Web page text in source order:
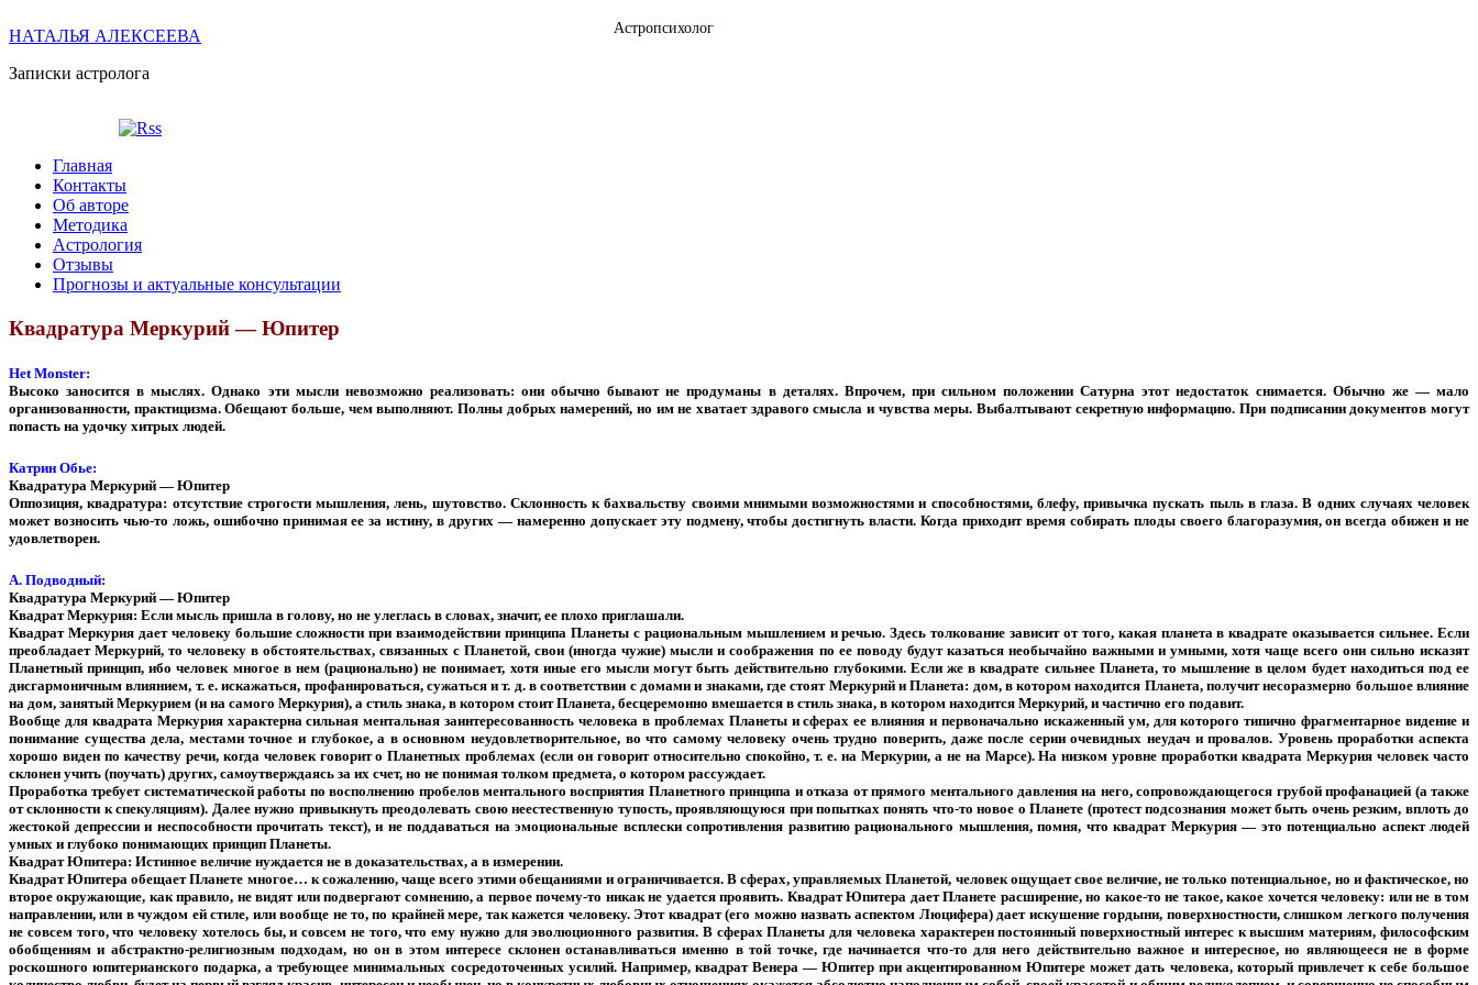
НАТАЛЬЯ АЛЕКСЕЕВА Астропсихолог
Записки астролога
Главная
Контакты
Об авторе
Методика
Астрология
Отзывы
Прогнозы и актуальные консультации
Квадратура Меркурий — Юпитер
Het Monster:
Высоко заносится в мыслях. Однако эти мысли невозможно реализовать: они обычно бывают не продуманы в деталях. Впрочем, при сильном положении Сатурна этот недостаток снимается. Обычно же — мало
организованности, практицизма. Обещают больше, чем выполняют. Полны добрых намерений, но им не хватает здравого смысла и чувства меры. Выбалтывают секретную информацию. При подписании документов могут
попасть на удочку хитрых людей.
Катрин Обье:
Квадратура Меркурий — Юпитер
Оппозиция, квадратура: отсутствие строгости мышления, лень, шутовство. Склонность к бахвальству своими мнимыми возможностями и способностями, блефу, привычка пускать пыль в глаза. В одних случаях человек
может возносить чью-то ложь, ошибочно принимая ее за истину, в других — намеренно допускает эту подмену, чтобы достигнуть власти. Когда приходит время собирать плоды своего благоразумия, он всегда обижен и не
удовлетворен.
А. Подводный:
Квадратура Меркурий — Юпитер
Квадрат Меркурия: Если мысль пришла в голову, но не улеглась в словах, значит, ее плохо приглашали.
Квадрат Меркурия дает человеку большие сложности при взаимодействии принципа Планеты с рациональным мышлением и речью. Здесь толкование зависит от того, какая планета в квадрате оказывается сильнее. Если
преобладает Меркурий, то человеку в обстоятельствах, связанных с Планетой, свои (иногда чужие) мысли и соображения по ее поводу будут казаться необычайно важными и умными, хотя чаще всего они сильно исказят
Планетный принцип, ибо человек многое в нем (рационально) не понимает, хотя иные его мысли могут быть действительно глубокими. Если же в квадрате сильнее Планета, то мышление в целом будет находиться под ее
дисгармоничным влиянием, т. е. искажаться, профанироваться, сужаться и т. д. в соответствии с домами и знаками, где стоят Меркурий и Планета: дом, в котором находится Планета, получит несоразмерно большое влияние
на дом, занятый Меркурием (и на самого Меркурия), а стиль знака, в котором стоит Планета, бесцеремонно вмешается в стиль знака, в котором находится Меркурий, и частично его подавит.
Вообще для квадрата Меркурия характерна сильная ментальная заинтересованность человека в проблемах Планеты и сферах ее влияния и первоначально искаженный ум, для которого типично фрагментарное видение и
понимание существа дела, местами точное и глубокое, а в основном неудовлетворительное, во что самому человеку очень трудно поверить, даже после серии очевидных неудач и провалов. Уровень проработки аспекта
хорошо виден по качеству речи, когда человек говорит о Планетных проблемах (если он говорит относительно спокойно, т. е. на Меркурии, а не на Марсе). На низком уровне проработки квадрата Меркурия человек часто
склонен учить (поучать) других, самоутверждаясь за их счет, но не понимая толком предмета, о котором рассуждает.
Проработка требует систематической работы по восполнению пробелов ментального восприятия Планетного принципа и отказа от прямого ментального давления на него, сопровождающегося грубой профанацией (а также
от склонности к спекуляциям). Далее нужно привыкнуть преодолевать свою неестественную тупость, проявляющуюся при попытках понять что-то новое о Планете (протест подсознания может быть очень резким, вплоть до
жестокой депрессии и неспособности прочитать текст), и не поддаваться на эмоциональные всплески сопротивления развитию рационального мышления, помня, что квадрат Меркурия — это потенциально аспект людей
умных и глубоко понимающих принцип Планеты.
Квадрат Юпитера: Истинное величие нуждается не в доказательствах, а в измерении.
Квадрат Юпитера обещает Планете многое… к сожалению, чаще всего этими обещаниями и ограничивается. В сферах, управляемых Планетой, человек ощущает свое величие, не только потенциальное, но и фактическое, но
второе окружающие, как правило, не видят или подвергают сомнению, а первое почему-то никак не удается проявить. Квадрат Юпитера дает Планете расширение, но какое-то не такое, какое хочется человеку: или не в том
направлении, или в чуждом ей стиле, или вообще не то, по крайней мере, так кажется человеку. Этот квадрат (его можно назвать аспектом Люцифера) дает искушение гордыни, поверхностности, слишком легкого получения
не совсем того, что человеку хотелось бы, и совсем не того, что ему нужно для эволюционного развития. В сферах Планеты для человека характерен постоянный поверхностный интерес к высшим материям, философским
обобщениям и абстрактно-религиозным подходам, но он в этом интересе склонен останавливаться именно в той точке, где начинается что-то для него действительно важное и интересное, но являющееся не в форме
роскошного юпитерианского подарка, а требующее минимальных сосредоточенных усилий. Например, квадрат Венера — Юпитер при акцентированном Юпитере может дать человека, который привлечет к себе большое